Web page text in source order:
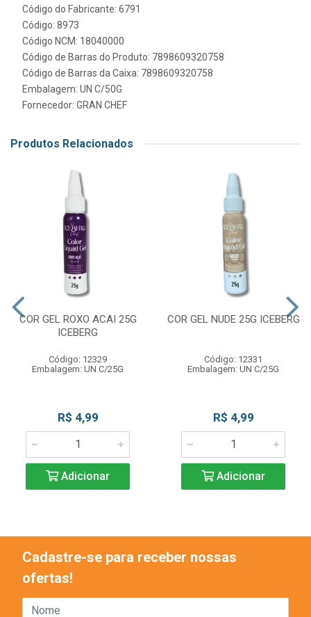
Código do Fabricante: 6791
Código: 8973
Código NCM: 18040000
Código de Barras do Produto: 7898609320758
Código de Barras da Caixa: 7898609320758
Embalagem: UN C/50G
Fornecedor: GRAN CHEF
Produtos Relacionados
COR GEL ROXO ACAI 25G
ICEBERG
Código: 12329
Embalagem: UN C/25G
R$ 4,99
Adicionar
COR GEL NUDE 25G ICEBERG
Código: 12331
Embalagem: UN C/25G
R$ 4,99
Adicionar
Cadastre-se para receber nossas
ofertas!